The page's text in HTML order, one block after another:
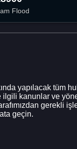
Flood
yapılacak tüm
kanunlar ve
gerekli
geçin.